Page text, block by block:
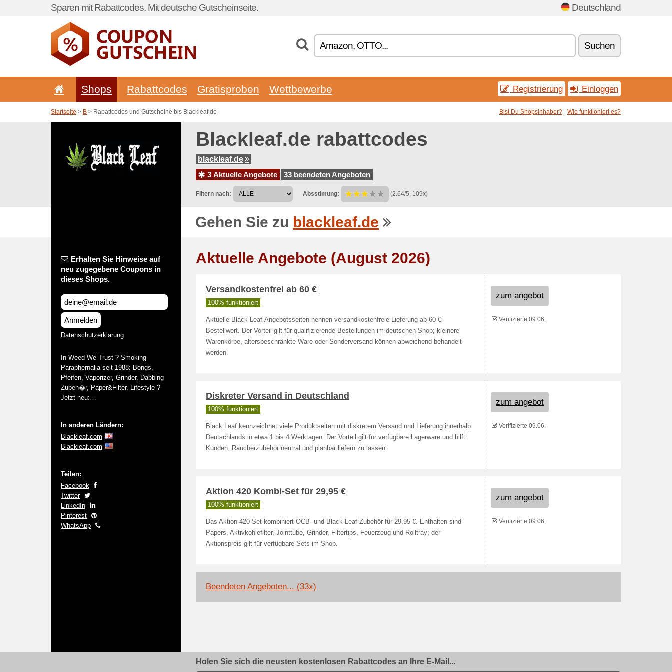
Sparen mit Rabattcodes. Mit deutsche Gutscheinseite. Deutschland
Suchen
Shops Rabattcodes Gratisproben Wettbewerbe Registrierung Einloggen
Startseite > B > Rabattcodes und Gutscheine bis Blackleaf.de Bist Du Shopsinhaber? Wie funktioniert es?
Blackleaf.de rabattcodes
blackleaf.de
3 Aktuelle Angebote
33 beendeten Angeboten
Filtern nach: Absstimung: (2.64/5, 109x)
Gehen Sie zu blackleaf.de
Erhalten Sie Hinweise auf
neu zugegebene Coupons in
dieses Shops.
Anmelden
Datenschutzerklärung
In Weed We Trust ? Smoking
Paraphernalia seit 1988: Bongs,
Pfeifen, Vaporizer, Grinder, Dabbing
Zubeh�r, Paper&Filter, Lifestyle ?
Jetzt neu:…
In anderen Ländern:
Blackleaf.com
Blackleaf.com
Teilen:
Facebook
Twitter
LinkedIn
Pinterest
WhatsApp
Aktuelle Angebote (August 2026)
Versandkostenfrei ab 60 €
100% funktioniert
Aktuelle Black-Leaf-Angebotsseiten nennen versandkostenfreie Lieferung ab 60 €
Bestellwert. Der Vorteil gilt für qualifizierende Bestellungen im deutschen Shop; kleinere
Warenkörbe, altersbeschränkte Ware oder Sonderversand können abweichend behandelt
werden.
zum angebot
Verifizierte 09.06.
Diskreter Versand in Deutschland
100% funktioniert
Black Leaf kennzeichnet viele Produktseiten mit diskretem Versand und Lieferung innerhalb
Deutschlands in etwa 1 bis 4 Werktagen. Der Vorteil gilt für verfügbare Lagerware und hilft
Kunden, Raucherzubehör neutral und planbar liefern zu lassen.
zum angebot
Verifizierte 09.06.
Aktion 420 Kombi-Set für 29,95 €
100% funktioniert
Das Aktion-420-Set kombiniert OCB- und Black-Leaf-Zubehör für 29,95 €. Enthalten sind
Papers, Aktivkohlefilter, Jointtube, Grinder, Filtertips, Feuerzeug und Rolltray; der
Aktionspreis gilt für verfügbare Sets im Shop.
zum angebot
Verifizierte 09.06.
Beendeten Angeboten... (33x)
Holen Sie sich die neusten kostenlosen Rabattcodes an Ihre E-Mail...